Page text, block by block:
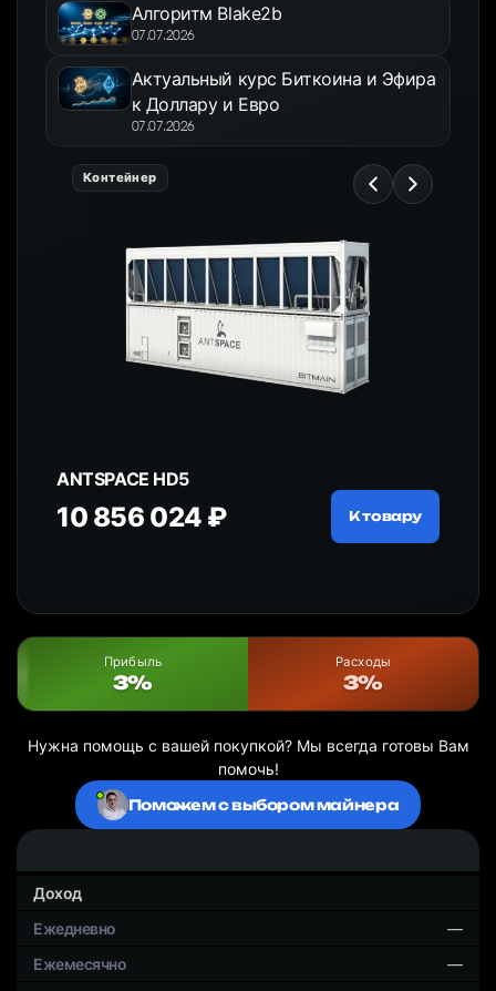
Алгоритм Blake2b
07.07.2026
Актуальный курс Биткоина и Эфира
к Доллару и Евро
07.07.2026
Контейнер
ANTSPACE HD5
10 856 024 ₽ К товару
Прибыль
3%
Расходы
3%
Нужна помощь с вашей покупкой? Мы всегда готовы Вам
помочь!
Поможем с выбором майнера
Доход
—
—